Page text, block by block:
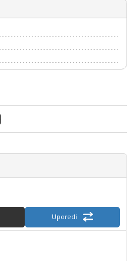
Uporedi